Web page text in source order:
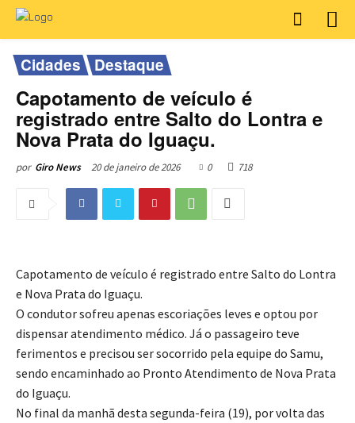
Cidades Destaque
Capotamento de veículo é
registrado entre Salto do Lontra e
Nova Prata do Iguaçu.
por Giro News 20 de janeiro de 2026 0 718
Capotamento de veículo é registrado entre Salto do Lontra
e Nova Prata do Iguaçu.
O condutor sofreu apenas escoriações leves e optou por
dispensar atendimento médico. Já o passageiro teve
ferimentos e precisou ser socorrido pela equipe do Samu,
sendo encaminhado ao Pronto Atendimento de Nova Prata
do Iguaçu.
No final da manhã desta segunda-feira (19), por volta das